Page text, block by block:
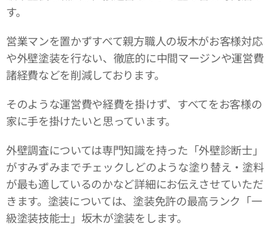
す。
営業マンを置かずすべて親方職人の坂木がお客様対応
や外壁塗装を行ない、徹底的に中間マージンや運営費
諸経費などを削減しております。
そのような運営費や経費を掛けず、すべてをお客様の
家に手を掛けたいと思っています。
外壁調査については専門知識を持った「外壁診断士」
がすみずみまでチェックしどのような塗り替え・塗料
が最も適しているのかなど詳細にお伝えさせていただ
きます。塗装については、塗装免許の最高ランク「一
級塗装技能士」坂木が塗装をします。